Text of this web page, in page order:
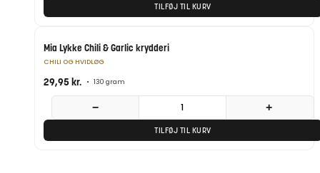
TILFØJ TIL KURV
Mia Lykke Chili & Garlic krydderi
CHILI OG HVIDLØG
29,95kr. • 130 gram
− +
TILFØJ TIL KURV